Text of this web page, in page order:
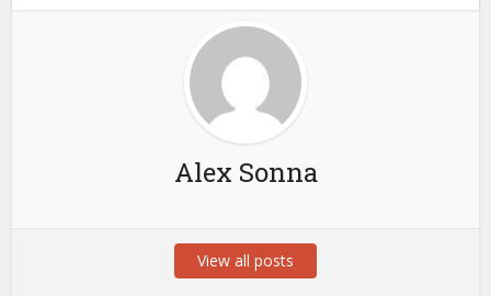
Alex Sonna
View all posts